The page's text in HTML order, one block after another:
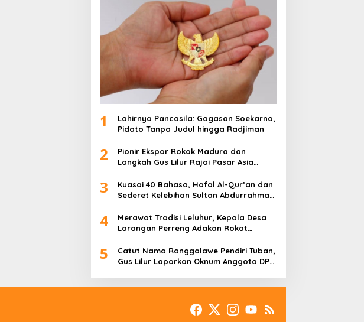
1
Lahirnya Pancasila: Gagasan Soekarno,
Pidato Tanpa Judul hingga Radjiman
2
Pionir Ekspor Rokok Madura dan
Langkah Gus Lilur Rajai Pasar Asia
3
Kuasai 40 Bahasa, Hafal Al-Qur’an dan
Sederet Kelebihan Sultan Abdurrahman
4
Merawat Tradisi Leluhur, Kepala Desa
Larangan Perreng Adakan Rokat
5
Catut Nama Ranggalawe Pendiri Tuban,
Gus Lilur Laporkan Oknum Anggota DPR